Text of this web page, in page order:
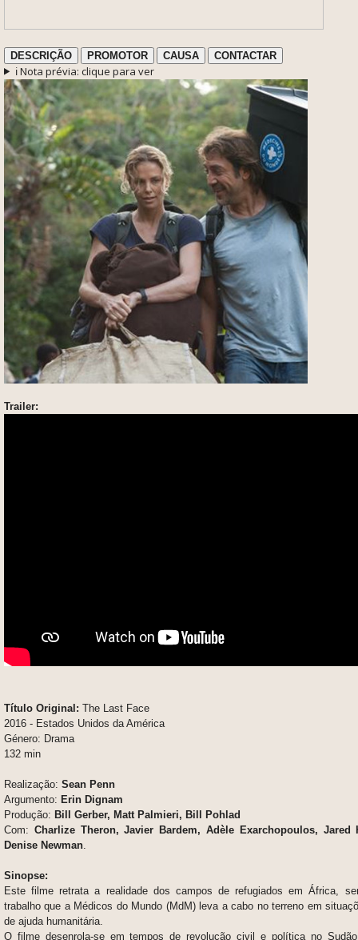
DESCRIÇÃO PROMOTOR CAUSA CONTACTAR
ℹ️ Nota prévia: clique para ver
Trailer:
Título Original: The Last Face
2016 - Estados Unidos da América
Género: Drama
132 min
Realização: Sean Penn
Argumento: Erin Dignam
Produção: Bill Gerber, Matt Palmieri, Bill Pohlad
Com: Charlize Theron, Javier Bardem, Adèle Exarchopoulos, Jared
Denise Newman
Sinopse:
Este filme retrata a realidade dos campos de refugiados em África,
trabalho que a Médicos do Mundo (MdM) leva a cabo no terreno em
de ajuda humanitária.
O filme desenrola-se em tempos de revolução civil e política no